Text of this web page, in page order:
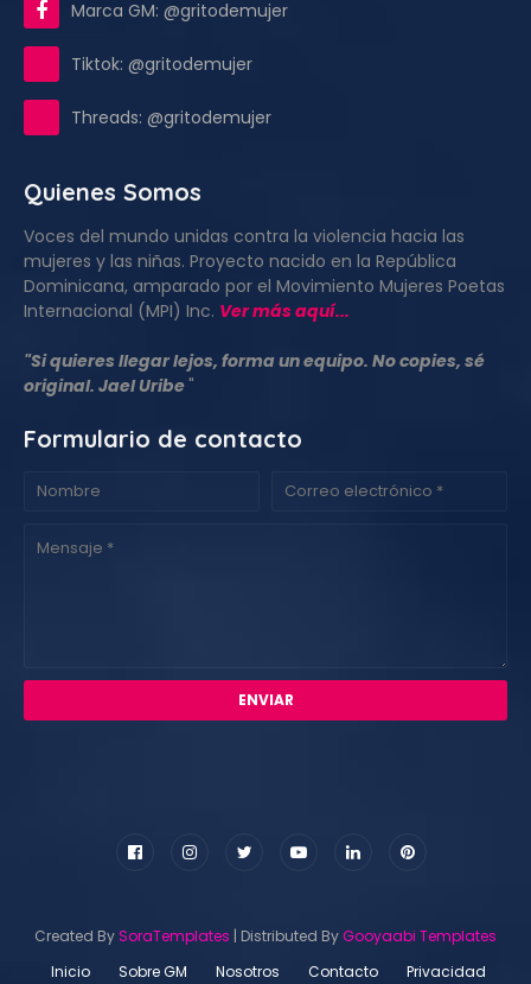
Marca GM: @gritodemujer
Tiktok: @gritodemujer
Threads: @gritodemujer
Quienes Somos
Voces del mundo unidas contra la violencia hacia las
mujeres y las niñas. Proyecto nacido en la República
Dominicana, amparado por el Movimiento Mujeres Poetas
Internacional (MPI) Inc. Ver más aquí...
"Si quieres llegar lejos, forma un equipo. No copies, sé
original. Jael Uribe"
Formulario de contacto
Created BySoraTemplates | Distributed ByGooyaabi Templates
Inicio
Sobre GM Nosotros Contacto Privacidad